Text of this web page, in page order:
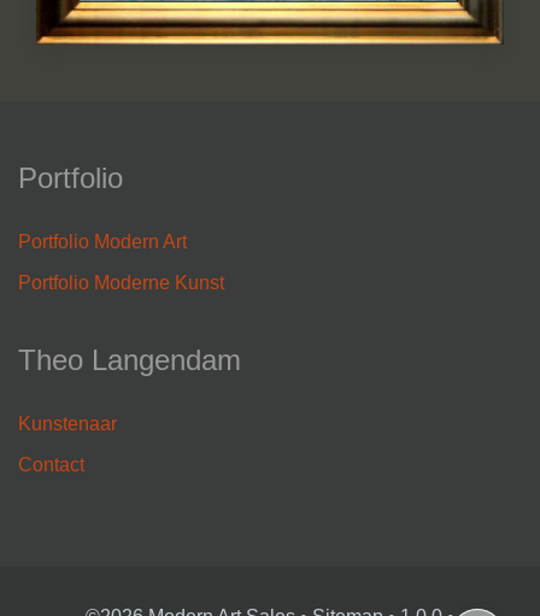
Portfolio
Portfolio Modern Art
Portfolio Moderne Kunst
Theo Langendam
Kunstenaar
Contact